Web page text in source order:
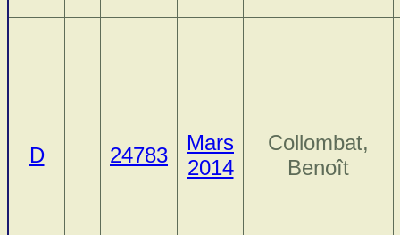
D 24783
Mars
2014
Collombat,
Benoît